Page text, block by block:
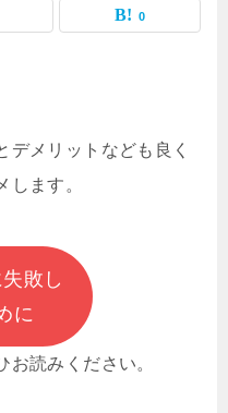
0
デメリットなども良く
ます。
敗し
に
読みください。